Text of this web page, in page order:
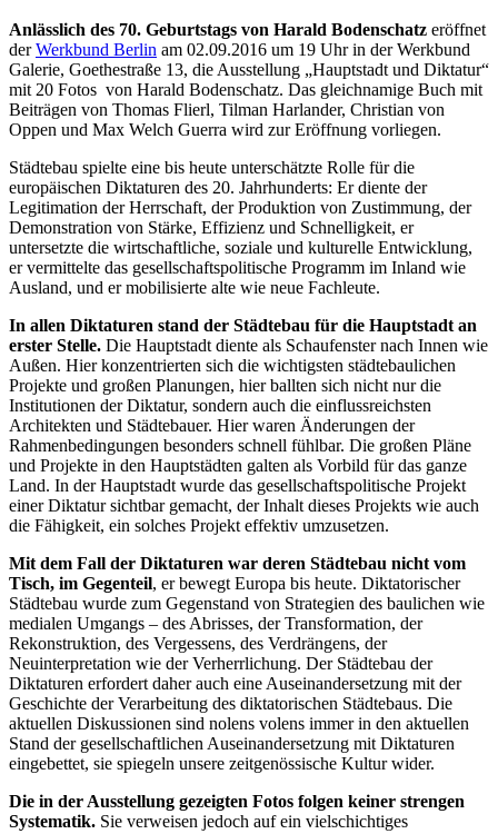
Anlässlich des 70. Geburtstags von Harald Bodenschatz eröffnet
derWerkbund Berlin am 02.09.2016 um 19 Uhr in der Werkbund
Galerie, Goethestraße 13, die Ausstellung „Hauptstadt und Diktatur“
mit 20 Fotos von Harald Bodenschatz. Das gleichnamige Buch mit
Beiträgen von Thomas Flierl, Tilman Harlander, Christian von
Oppen und Max Welch Guerra wird zur Eröffnung vorliegen.
Städtebau spielte eine bis heute unterschätzte Rolle für die
europäischen Diktaturen des 20. Jahrhunderts: Er diente der
Legitimation der Herrschaft, der Produktion von Zustimmung, der
Demonstration von Stärke, Effizienz und Schnelligkeit, er
untersetzte die wirtschaftliche, soziale und kulturelle Entwicklung,
er vermittelte das gesellschaftspolitische Programm im Inland wie
Ausland, und er mobilisierte alte wie neue Fachleute.
In allen Diktaturen stand der Städtebau für die Hauptstadt an
erster Stelle. Die Hauptstadt diente als Schaufenster nach Innen wie
Außen. Hier konzentrierten sich die wichtigsten städtebaulichen
Projekte und großen Planungen, hier ballten sich nicht nur die
Institutionen der Diktatur, sondern auch die einflussreichsten
Architekten und Städtebauer. Hier waren Änderungen der
Rahmenbedingungen besonders schnell fühlbar. Die großen Pläne
und Projekte in den Hauptstädten galten als Vorbild für das ganze
Land. In der Hauptstadt wurde das gesellschaftspolitische Projekt
einer Diktatur sichtbar gemacht, der Inhalt dieses Projekts wie auch
die Fähigkeit, ein solches Projekt effektiv umzusetzen.
Mit dem Fall der Diktaturen war deren Städtebau nicht vom
Tisch, im Gegenteil, er bewegt Europa bis heute. Diktatorischer
Städtebau wurde zum Gegenstand von Strategien des baulichen wie
medialen Umgangs – des Abrisses, der Transformation, der
Rekonstruktion, des Vergessens, des Verdrängens, der
Neuinterpretation wie der Verherrlichung. Der Städtebau der
Diktaturen erfordert daher auch eine Auseinandersetzung mit der
Geschichte der Verarbeitung des diktatorischen Städtebaus. Die
aktuellen Diskussionen sind nolens volens immer in den aktuellen
Stand der gesellschaftlichen Auseinandersetzung mit Diktaturen
eingebettet, sie spiegeln unsere zeitgenössische Kultur wider.
Die in der Ausstellung gezeigten Fotos folgen keiner strengen
Systematik. Sie verweisen jedoch auf ein vielschichtiges